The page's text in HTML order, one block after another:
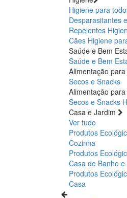
Higiene para
Desparasitantes e
Repelentes
Cães Higiene
Saúde e Bem
Saúde e Bem
Alimentação
Secos e Snacks
Alimentação
Secos e Snacks
Casa e Jardim
Ver tudo
Produtos
Cozinha
Produtos
Casa de Banho
Produtos
Casa